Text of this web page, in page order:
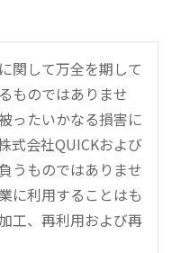
関して万全を期して
ものではありませ
ったいかなる損害に
式会社QUICKおよび
うものではありませ
に利用することはも
工、再利用および再